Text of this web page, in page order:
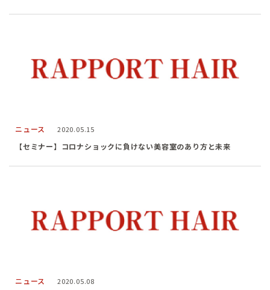
ニュース 2020.05.15
【セミナー】コロナショックに負けない美容室のあり方と未来
ニュース 2020.05.08